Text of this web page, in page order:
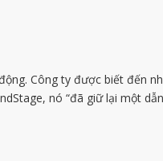
Công ty được biết đến
nó “đã giữ lại một